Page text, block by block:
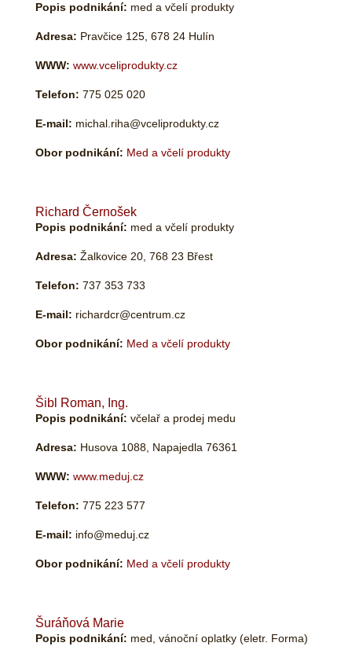
Popis podnikání: med a včelí produkty
Adresa: Pravčice 125, 678 24 Hulín
WWW: www.vceliprodukty.cz
Telefon: 775 025 020
E-mail: michal.riha@vceliprodukty.cz
Obor podnikání: Med a včelí produkty
Richard Černošek
Popis podnikání: med a včelí produkty
Adresa: Žalkovice 20, 768 23 Břest
Telefon: 737 353 733
E-mail: richardcr@centrum.cz
Obor podnikání: Med a včelí produkty
Šibl Roman, Ing.
Popis podnikání: včelař a prodej medu
Adresa: Husova 1088, Napajedla 76361
WWW: www.meduj.cz
Telefon: 775 223 577
E-mail: info@meduj.cz
Obor podnikání: Med a včelí produkty
Šuráňová Marie
Popis podnikání: med, vánoční oplatky (eletr. Forma)